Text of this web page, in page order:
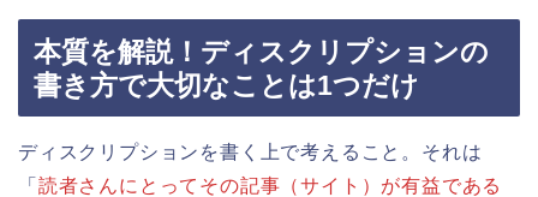
本質を解説！ディスクリプションの
書き方で大切なことは1つだけ
ディスクリプションを書く上で考えること。それは
「 読者さんにとってその記事（サイト）が有益である